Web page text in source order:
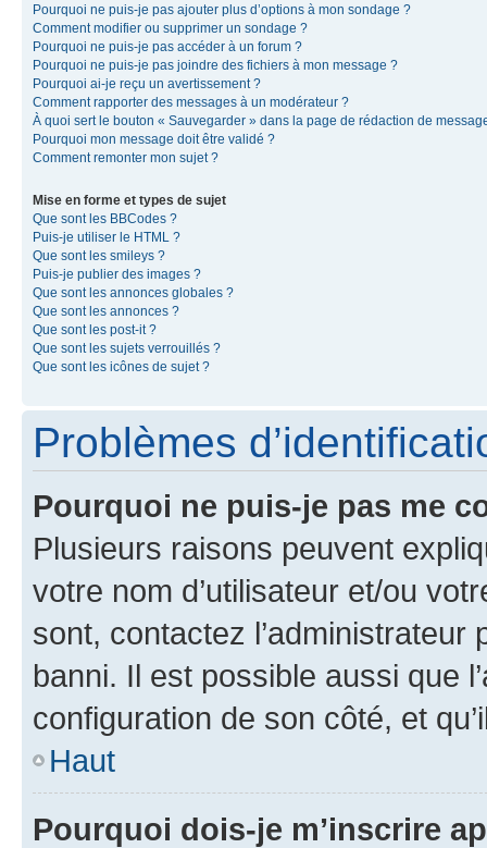
Pourquoi ne puis-je pas ajouter plus d’options à mon sondage ?
Comment modifier ou supprimer un sondage ?
Pourquoi ne puis-je pas accéder à un forum ?
Pourquoi ne puis-je pas joindre des fichiers à mon message ?
Pourquoi ai-je reçu un avertissement ?
Comment rapporter des messages à un modérateur ?
À quoi sert le bouton « Sauvegarder » dans la page de rédaction de
Pourquoi mon message doit être validé ?
Comment remonter mon sujet ?
Mise en forme et types de sujet
Que sont les BBCodes ?
Puis-je utiliser le HTML ?
Que sont les smileys ?
Puis-je publier des images ?
Que sont les annonces globales ?
Que sont les annonces ?
Que sont les post-it ?
Que sont les sujets verrouillés ?
Que sont les icônes de sujet ?
Problèmes
Pourquoi ne puis-je pas me
Plusieurs raisons peuvent
votre nom d’utilisateur et/ou
sont, contactez l’administrateur
banni. Il est possible aussi que
configuration de son côté, et
Haut
Pourquoi dois-je m’inscrire